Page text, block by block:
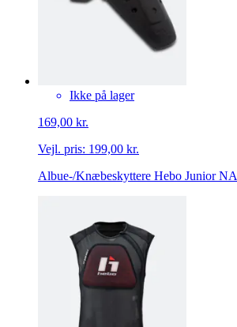
Ikke på lager
169,00 kr.
Vejl. pris: 199,00 kr.
Albue-/Knæbeskyttere Hebo Junior NA